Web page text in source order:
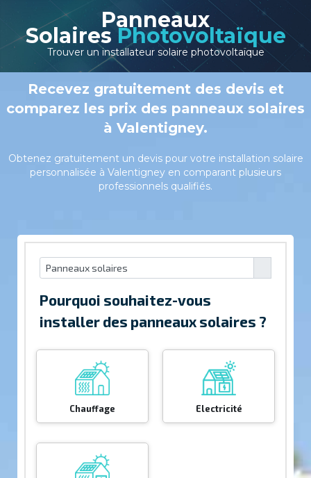
Panneaux
Solaires Photovoltaïque
Trouver un installateur solaire photovoltaïque
Recevez gratuitement des devis et
comparez les prix des panneaux solaires
à Valentigney.
Obtenez gratuitement un devis pour votre installation solaire
personnalisée à Valentigney en comparant plusieurs
professionnels qualifiés.